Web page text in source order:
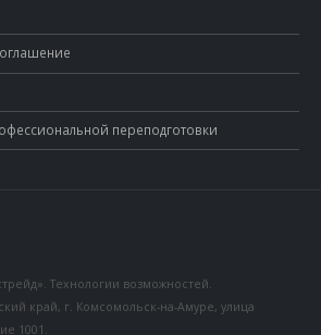
переподготовки
Технологии возможностей.
край, г. Комсомольск-на-Амуре, улица
1001.